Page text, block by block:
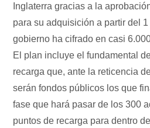
Inglaterra gracias a la
para su adquisición a partir del 1
gobierno ha cifrado en casi
El plan incluye el fundamental
recarga que, ante la reticencia
serán fondos públicos los que
fase que hará pasar de los 300
puntos de recarga para dentro